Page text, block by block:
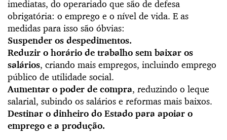
imediatas, do operariado que são de defesa
obrigatória: o emprego e o nível de vida. E as
medidas para isso são óbvias:
Suspender os despedimentos.
Reduzir o horário de trabalho sem baixar os
salários, criando mais empregos, incluindo emprego
público de utilidade social.
Aumentar o poder de compra, reduzindo o leque
salarial, subindo os salários e reformas mais baixos.
Destinar o dinheiro do Estado para apoiar o
emprego e a produção.